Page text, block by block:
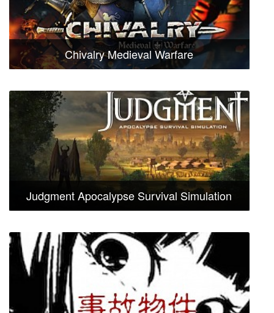
Chivalry Medieval Warfare
Judgment Apocalypse Survival Simulation